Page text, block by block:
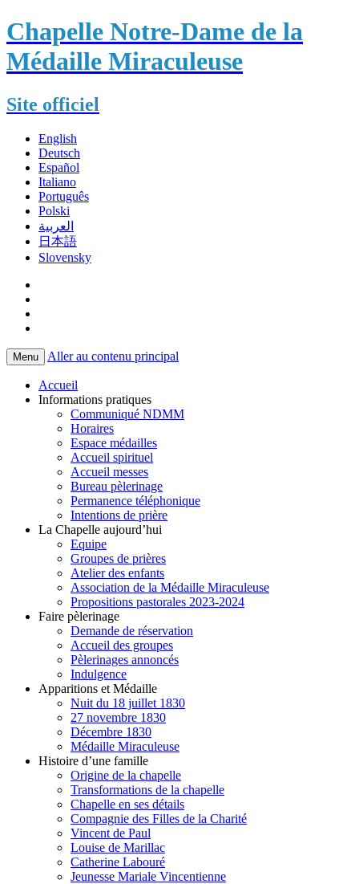
Chapelle Notre-Dame de la
Médaille Miraculeuse
Site officiel
English
Deutsch
Español
Italiano
Português
Polski
العربية
日本語
Slovensky
Menu Aller au contenu principal
Accueil
Informations pratiques
Communiqué NDMM
Horaires
Espace médailles
Accueil spirituel
Accueil messes
Bureau pèlerinage
Permanence téléphonique
Intentions de prière
La Chapelle aujourd’hui
Equipe
Groupes de prières
Atelier des enfants
Association de la Médaille Miraculeuse
Propositions pastorales 2023-2024
Faire pèlerinage
Demande de réservation
Accueil des groupes
Pèlerinages annoncés
Indulgence
Apparitions et Médaille
Nuit du 18 juillet 1830
27 novembre 1830
Décembre 1830
Médaille Miraculeuse
Histoire d’une famille
Origine de la chapelle
Transformations de la chapelle
Chapelle en ses détails
Compagnie des Filles de la Charité
Vincent de Paul
Louise de Marillac
Catherine Labouré
Jeunesse Mariale Vincentienne